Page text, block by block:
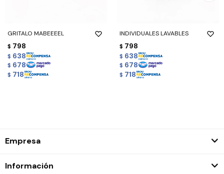
GRITALO MABEEEEL
$ 798
$ 638
$ 678
$ 718
INDIVIDUALES LAVABLES
$ 798
$ 638
$ 678
$ 718
Empresa
Información